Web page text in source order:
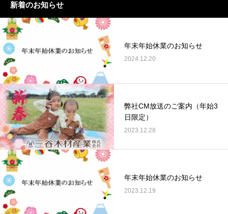
新着のお知らせ
年末年始休業のお知らせ
2024.12.20
弊社CM放送のご案内（年始3
日限定）
2023.12.28
年末年始休業のお知らせ
2023.12.19